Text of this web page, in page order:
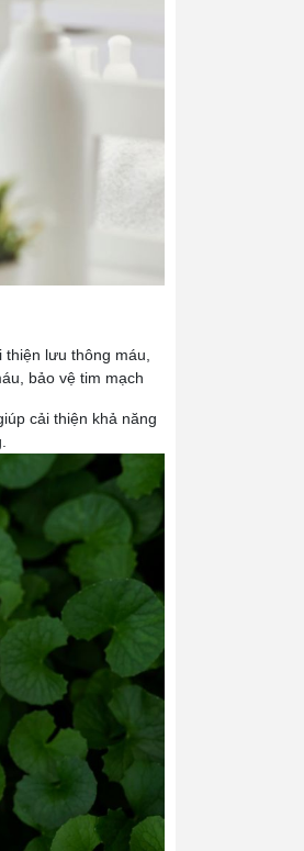
thiện lưu thông máu,
bảo vệ tim mạch
cải thiện khả năng